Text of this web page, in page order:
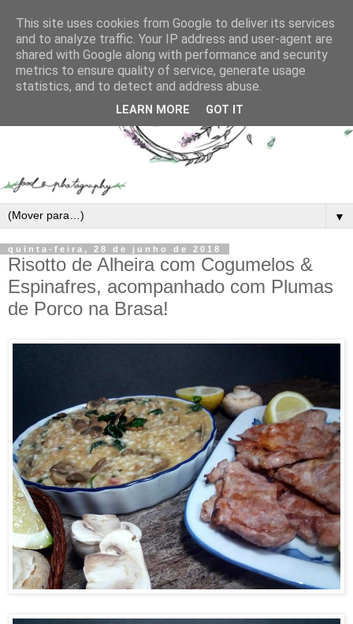
▼
quinta-feira, 28 de junho de 2018
Risotto de Alheira com Cogumelos &
Espinafres, acompanhado com Plumas
de Porco na Brasa!
This site uses cookies from Google to deliver its services
and to analyze traffic. Your IP address and user-agent are
shared with Google along with performance and security
metrics to ensure quality of service, generate usage
statistics, and to detect and address abuse.
LEARN MORE GOT IT